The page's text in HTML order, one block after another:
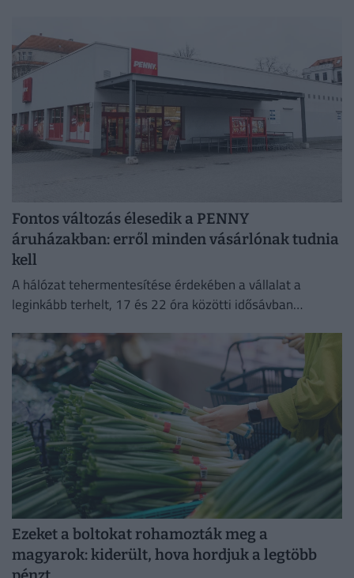
Fontos változás élesedik a PENNY
áruházakban: erről minden vásárlónak tudnia
kell
A hálózat tehermentesítése érdekében a vállalat a
leginkább terhelt, 17 és 22 óra közötti idősávban
Ezeket a boltokat rohamozták meg a
magyarok: kiderült, hova hordjuk a legtöbb